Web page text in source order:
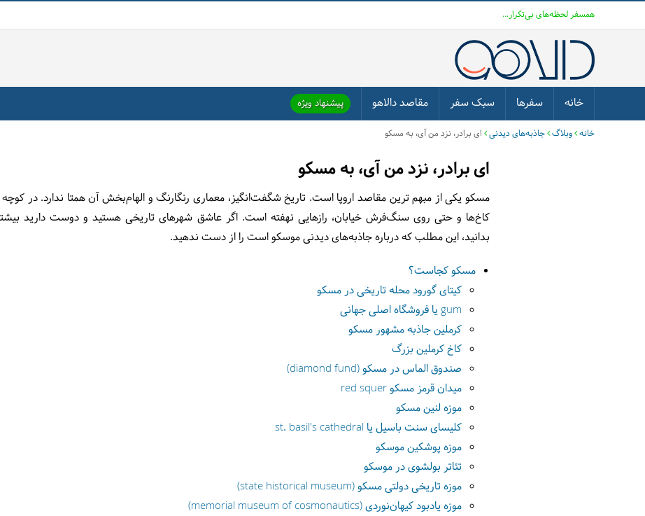
همسفر لحظه‌های بی‌تکرار...
خانه سفرها سبک سفر مقاصد دالاهو پیشنهاد ویژه
خانه وبلاگ جاذبه‌های دیدنی ای برادر، نزد من آی، به مسکو
ای برادر، نزد من آی، به مسکو
مسکو یکی از مبهم ترین مقاصد اروپا است. تاریخ شگفت‌انگیز، معماری رنگارنگ و الهام‌بخش آن همتا ندارد. در کوچه‌
کاخ‌ها و حتی روی سنگ‌فرش خیابان، رازهایی نهفته است. اگر عاشق شهرهای تاریخی هستید و دوست دارید بیشتر
بدانید، این مطلب که درباره جاذبه‌های دیدنی موسکو است را از دست ندهید.
مسکو کجاست؟
کیتای گورود محله تاریخی در مسکو
gum یا فروشگاه اصلی جهانی
کرملین جاذبه مشهور مسکو
کاخ کرملین بزرگ
صندوق الماس در مسکو (diamond fund)
میدان قرمز مسکو red squer
موزه لنین مسکو
کلیسای سنت باسیل یا st. basil's cathedral
موزه پوشکین موسکو
تئاتر بولشوی در موسکو
موزه تاریخی دولتی مسکو (state historical museum)
موزه یادبود کیهان‌نوردی (memorial museum of cosmonautics)